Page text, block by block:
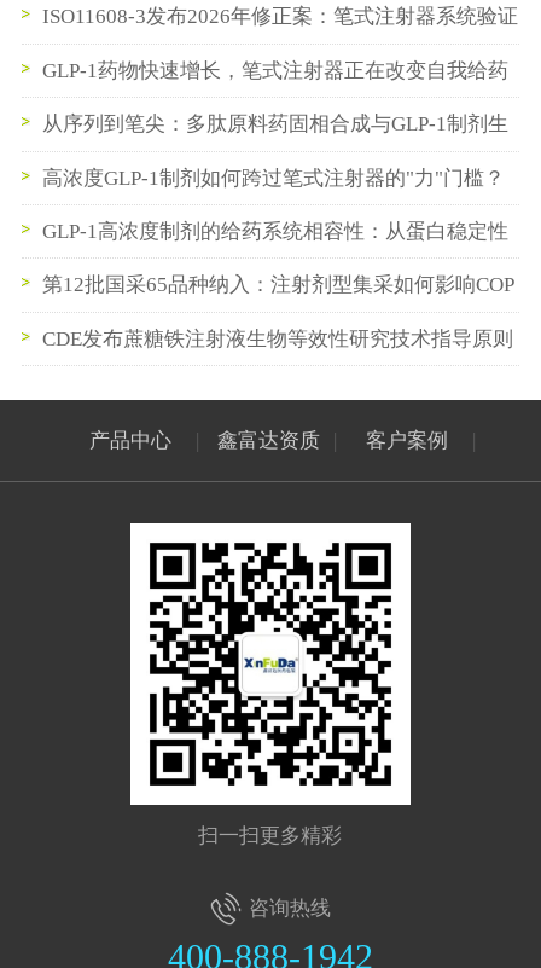
器的剩余药量控制设计
ISO11608-3发布2026年修正案：笔式注射器系统验证
要求再升级
GLP-1药物快速增长，笔式注射器正在改变自我给药
系统的发展方向
从序列到笔尖：多肽原料药固相合成与GLP-1制剂生
产的无缝衔接实践
高浓度GLP-1制剂如何跨过笔式注射器的"力"门槛？
GLP-1高浓度制剂的给药系统相容性：从蛋白稳定性
到笔式注射器卡式瓶密封系统的一体化构建
第12批国采65品种纳入：注射剂型集采如何影响COP
西林瓶与预灌封供应链
CDE发布蔗糖铁注射液生物等效性研究技术指导原则
产品中心 | 鑫富达资质 | 客户案例 |
扫一扫更多精彩
咨询热线
400-888-1942